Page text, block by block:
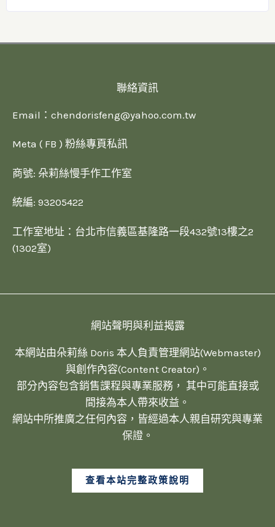
聯絡資訊
Email： chendorisfeng@yahoo.com.tw
Meta ( FB ) 粉絲專頁私訊
商號: 朵莉絲慢手作工作室
統編: 93205422
工作室地址：台北市信義區基隆路一段432號13樓之2
(1302室)
網站聲明與利益揭露
本網站由朵莉絲 Doris 本人負責管理網站(Webmaster)
與創作內容(Content Creator)。
部分內容包含銷售課程與專業服務， 其中可能直接或
間接為本人帶來收益。
網站中所推廣之任何內容，皆經過本人親自研究與專業
保證。
查看本站完整政策說明